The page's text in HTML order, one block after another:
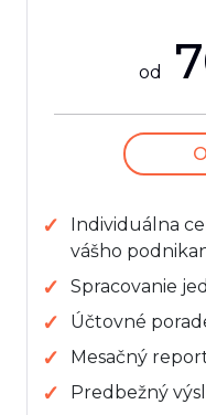
od
Individuálna
vášho
Spracovanie
Účtovné
Mesačný
Predbežný